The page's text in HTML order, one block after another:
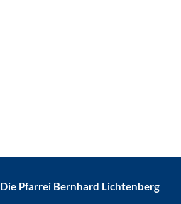
Die Pfarrei Bernhard Lichtenberg